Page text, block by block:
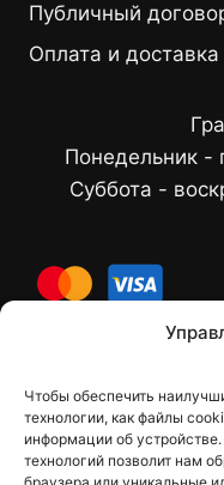
Чтобы обеспечить
технологии, как файлы
информации об
технологий позволит нам
Публичный
Оплата и доставка
Понедельник -
Суббота -
Контакты